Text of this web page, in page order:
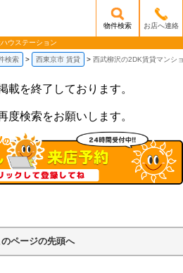
/mobile_img/head-logo.png
物件検索 お店へ連絡
ウステーション
検索 西東京市 賃貸 西武柳沢の2DK賃貸マンシ
載を終了しております。
度検索をお願いします。
のページの先頭へ